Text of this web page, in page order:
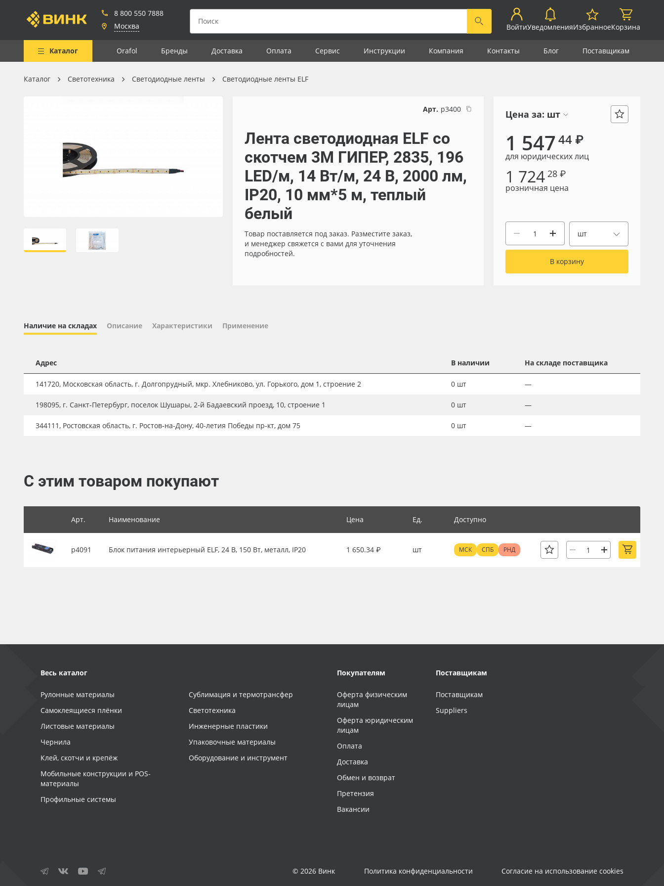
8 800 550 7888
Москва
ВойтиУведомленияИзбранноеКорзина
Каталог Orafol Бренды Доставка Оплата Сервис Инструкции Компания Контакты Блог Поставщикам
Весь каталог
Листовые материалы
Чернила
Клей, скотчи и крепёж
Сублимация и термотрансфер
Новинки ассортимента
Orajet 3640
Плёнка монтажная Oratape
ПЭТ листовой
Каталог Светотехника Светодиодные ленты Светодиодные ленты ELF
Арт. р3400
Лента светодиодная ELF со
скотчем 3М ГИПЕР, 2835, 196
LED/м, 14 Вт/м, 24 В, 2000 лм,
IP20, 10 мм*5 м, теплый
белый
Товар поставляется под заказ. Разместите заказ,
и менеджер свяжется с вами для уточнения
подробностей.
Цена за: шт
1 54744 ₽
для юридических лиц
1 724 28 ₽
розничная цена
шт
В корзину
Наличие на складах Описание Характеристики Применение
Адрес В наличии На складе поставщика
141720, Московская область, г. Долгопрудный, мкр. Хлебниково, ул. Горького, дом 1, строение 2 0 шт —
198095, г. Санкт-Петербург, поселок Шушары, 2-й Бадаевский проезд, 10, строение 1 0 шт —
344111, Ростовская область, г. Ростов-на-Дону, 40-летия Победы пр-кт, дом 75 0 шт —
С этим товаром покупают
Арт. Наименование Цена Ед. Доступно
р4091 Блок питания интерьерный ELF, 24 В, 150 Вт, металл, IP20 1 650.34 ₽ шт МСК СПБ РНД
Весь каталог
Рулонные материалы
Самоклеящиеся плёнки
Листовые материалы
Чернила
Клей, скотчи и крепёж
Мобильные конструкции и POS-
материалы
Профильные системы
Сублимация и термотрансфер
Светотехника
Инженерные пластики
Упаковочные материалы
Оборудование и инструмент
Покупателям
Оферта физическим
лицам
Оферта юридическим
лицам
Оплата
Доставка
Обмен и возврат
Претензия
Вакансии
Поставщикам
Поставщикам
Suppliers
© 2026 Винк Политика конфиденциальности Согласие на использование cookies